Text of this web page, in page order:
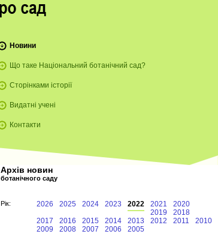
Новини
Що таке Національний ботанічний сад?
Сторінками історії
Видатні учені
Контакти
Архів новин
ботанічного саду
Рiк: 2026 2025 2024 2023 2022 2021
2020
2019
2018
2017
2016 2015 2014 2013 2012 2011
2010
2009
2008 2007 2006 2005